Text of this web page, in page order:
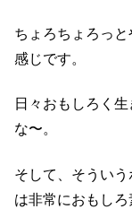
ちょろちょろっ
感じです。
日々おもしろく
な〜。
そして、そうい
は非常におもしろ